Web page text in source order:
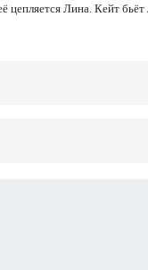
цепляется Лина. Кейт